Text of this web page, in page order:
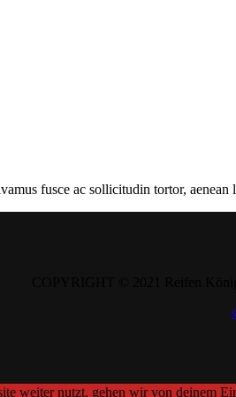
fusce ac sollicitudin tortor, aenean
weiter nutzt, gehen wir von deinem